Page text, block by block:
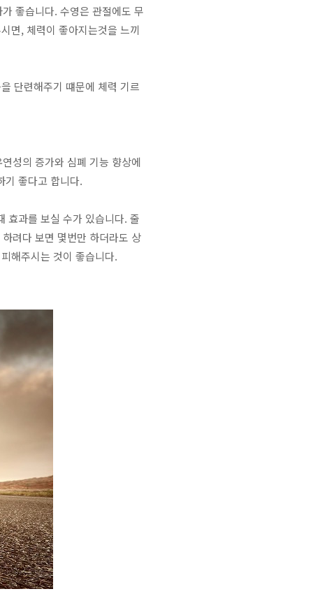
좋습니다. 수영은 관절에도 무
면, 체력이 좋아지는것을 느끼
단련해주기 떄문에 체력 기르
성의 증가와 심폐 기능 향상에
기 좋다고 합니다.
효과를 보실 수가 있습니다. 줄
려다 보면 몇번만 하더라도 상
해주시는 것이 좋습니다.